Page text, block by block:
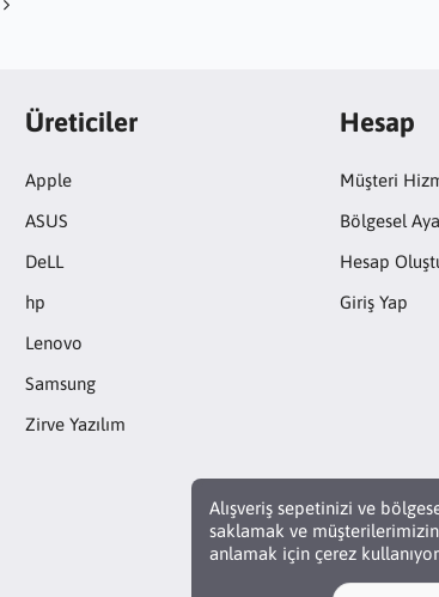
Alışveriş sepetinizi ve
saklamak ve müşterilerimizin
anlamak için çerez
Üreticiler
Apple
ASUS
DeLL
hp
Lenovo
Samsung
Zirve Yazılım
Hesap
Müşteri
Bölgesel
Hesap
Giriş Yap